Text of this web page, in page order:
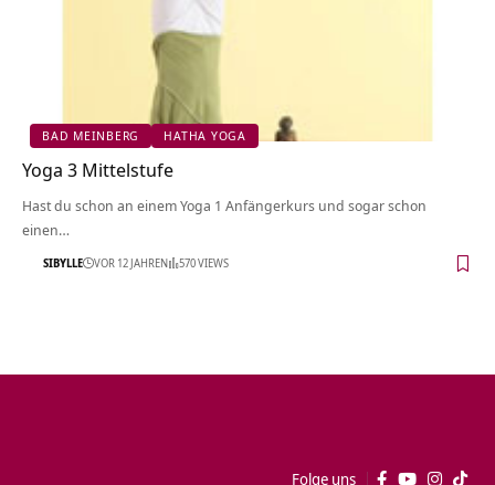
BAD MEINBERG HATHA YOGA
Yoga 3 Mittelstufe
Hast du schon an einem Yoga 1 Anfängerkurs und sogar schon
einen…
SIBYLLE VOR 12 JAHREN 570 VIEWS
Folge uns